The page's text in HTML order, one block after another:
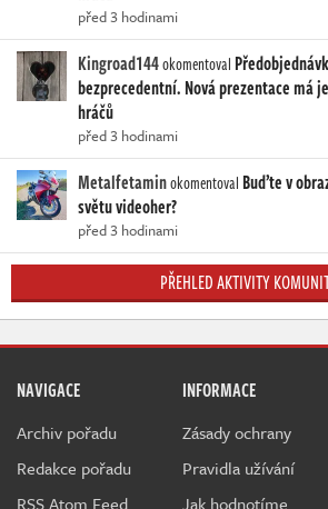
před 3 hodinami
Kingroad144okomentoval
bezprecedentní. Nová prezentace má
hráčů
před 3 hodinami
Metalfetaminokomentoval Buďte v
světu videoher?
před 3 hodinami
PŘEHLED AKTIVITY
NAVIGACE
Archiv pořadu
Redakce pořadu
RSS Atom Feed
INFORMACE
Zásady ochrany
Pravidla užívání
Jak hodnotíme